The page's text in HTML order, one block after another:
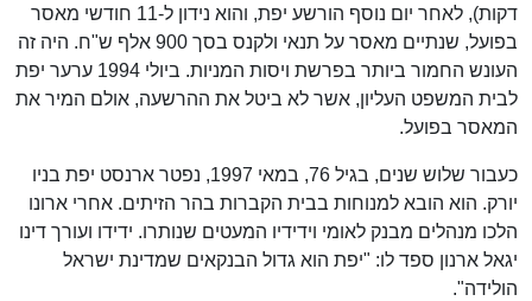
דקות), לאחר יום נוסף הורשע יפת, והוא נידון ל-11 חודשי מאסר
בפועל, שנתיים מאסר על תנאי ולקנס בסך 900 אלף ש"ח. היה זה
העונש החמור ביותר בפרשת ויסות המניות. ביולי 1994 ערער יפת
לבית המשפט העליון, אשר לא ביטל את ההרשעה, אולם המיר את
המאסר בפועל.
כעבור שלוש שנים, בגיל 76, במאי 1997, נפטר ארנסט יפת בניו
יורק. הוא הובא למנוחות בבית הקברות בהר הזיתים. אחרי ארונו
הלכו מנהלים מבנק לאומי וידידיו המעטים שנותרו. ידידו ועורך דינו
יגאל ארנון ספד לו: "יפת הוא גדול הבנקאים שמדינת ישראל
הולידה".